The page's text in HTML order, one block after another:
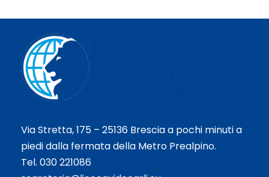
Via Stretta, 175 – 25136 Brescia a pochi minuti a
piedi dalla fermata della Metro Prealpino.
Tel. 030 221086